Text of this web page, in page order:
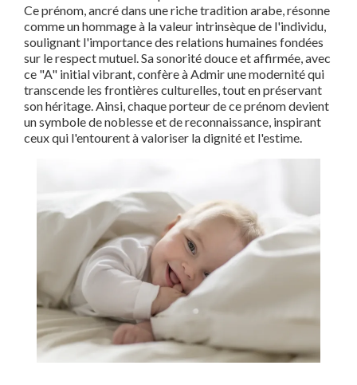
Ce prénom, ancré dans une riche tradition arabe, résonne
comme un hommage à la valeur intrinsèque de l'individu,
soulignant l'importance des relations humaines fondées
sur le respect mutuel. Sa sonorité douce et affirmée, avec
ce "A" initial vibrant, confère à Admir une modernité qui
transcende les frontières culturelles, tout en préservant
son héritage. Ainsi, chaque porteur de ce prénom devient
un symbole de noblesse et de reconnaissance, inspirant
ceux qui l'entourent à valoriser la dignité et l'estime.